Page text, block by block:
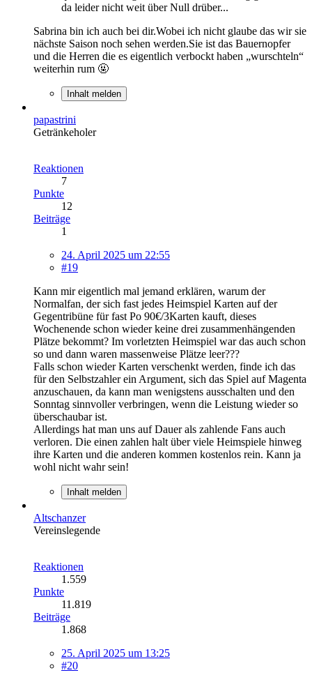
da leider nicht weit über Null drüber...
Sabrina bin ich auch bei dir.Wobei ich nicht glaube das wir sie
nächste Saison noch sehen werden.Sie ist das Bauernopfer
und die Herren die es eigentlich verbockt haben „wurschteln“
weiterhin rum 🤬
Inhalt melden
papastrini
Getränkeholer
Reaktionen
7
Punkte
12
Beiträge
1
24. April 2025 um 22:55
#19
Kann mir eigentlich mal jemand erklären, warum der
Normalfan, der sich fast jedes Heimspiel Karten auf der
Gegentribüne für fast Po 90€/3Karten kauft, dieses
Wochenende schon wieder keine drei zusammenhängenden
Plätze bekommt? Im vorletzten Heimspiel war das auch schon
so und dann waren massenweise Plätze leer???
Falls schon wieder Karten verschenkt werden, finde ich das
für den Selbstzahler ein Argument, sich das Spiel auf Magenta
anzuschauen, da kann man wenigstens ausschalten und den
Sonntag sinnvoller verbringen, wenn die Leistung wieder so
überschaubar ist.
Allerdings hat man uns auf Dauer als zahlende Fans auch
verloren. Die einen zahlen halt über viele Heimspiele hinweg
ihre Karten und die anderen kommen kostenlos rein. Kann ja
wohl nicht wahr sein!
Inhalt melden
Altschanzer
Vereinslegende
Reaktionen
1.559
Punkte
11.819
Beiträge
1.868
25. April 2025 um 13:25
#20